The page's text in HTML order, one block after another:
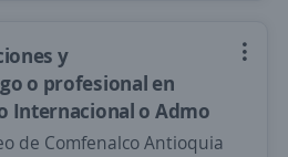
y
o profesional en
Internacional o Admo
de Comfenalco Antioquia